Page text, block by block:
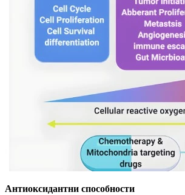
Антиоксидантни способности